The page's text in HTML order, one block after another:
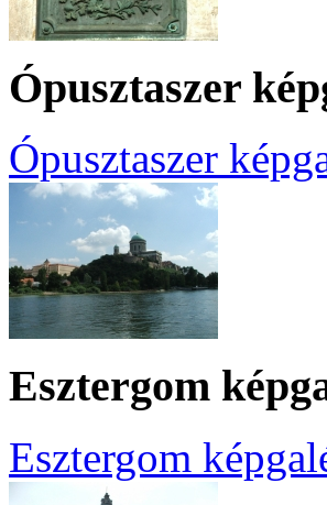
Ópusztaszer
Ópusztaszer
Esztergom
Esztergom